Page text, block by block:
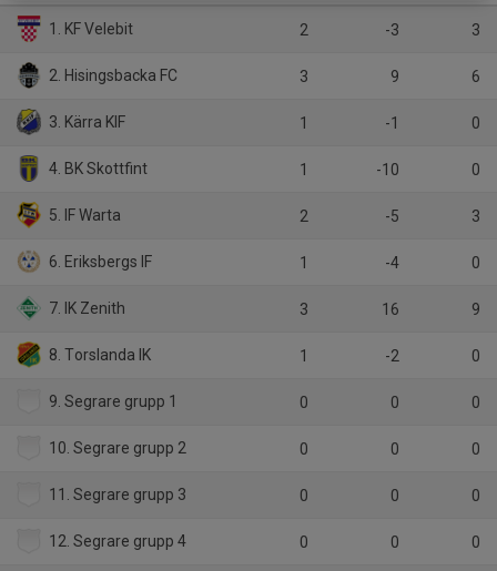
1. KF Velebit 2 -3 3
2. Hisingsbacka FC 3 9 6
3. Kärra KIF 1 -1 0
4. BK Skottfint 1 -10 0
5. IF Warta 2 -5 3
6. Eriksbergs IF 1 -4 0
7. IK Zenith 3 16 9
8. Torslanda IK 1 -2 0
9. Segrare grupp 1 0 0 0
10. Segrare grupp 2 0 0 0
11. Segrare grupp 3 0 0 0
12. Segrare grupp 4 0 0 0